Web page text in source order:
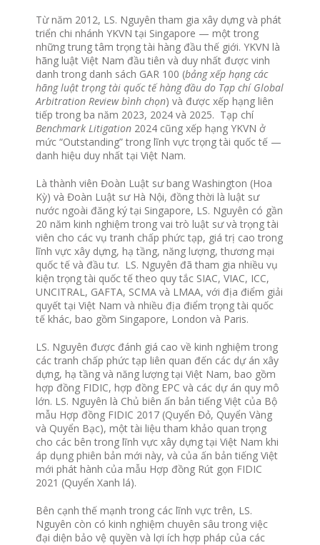
Từ năm 2012, LS. Nguyên tham gia xây dựng và phát
triển chi nhánh YKVN tại Singapore — một trong
những trung tâm trọng tài hàng đầu thế giới. YKVN là
hãng luật Việt Nam đầu tiên và duy nhất được vinh
danh trong danh sách GAR 100 (bảng xếp hạng các
hãng luật trọng tài quốc tế hàng đầu do Tạp chí Global
Arbitration Review bình chọn) và được xếp hạng liên
tiếp trong ba năm 2023, 2024 và 2025. Tạp chí
Benchmark Litigation 2024 cũng xếp hạng YKVN ở
mức “Outstanding” trong lĩnh vực trọng tài quốc tế —
danh hiệu duy nhất tại Việt Nam.
Là thành viên Đoàn Luật sư bang Washington (Hoa
Kỳ) và Đoàn Luật sư Hà Nội, đồng thời là luật sư
nước ngoài đăng ký tại Singapore, LS. Nguyên có gần
20 năm kinh nghiệm trong vai trò luật sư và trọng tài
viên cho các vụ tranh chấp phức tạp, giá trị cao trong
lĩnh vực xây dựng, hạ tầng, năng lượng, thương mại
quốc tế và đầu tư. LS. Nguyên đã tham gia nhiều vụ
kiện trọng tài quốc tế theo quy tắc SIAC, VIAC, ICC,
UNCITRAL, GAFTA, SCMA và LMAA, với địa điểm giải
quyết tại Việt Nam và nhiều địa điểm trọng tài quốc
tế khác, bao gồm Singapore, London và Paris.
LS. Nguyên được đánh giá cao về kinh nghiệm trong
các tranh chấp phức tạp liên quan đến các dự án xây
dựng, hạ tầng và năng lượng tại Việt Nam, bao gồm
hợp đồng FIDIC, hợp đồng EPC và các dự án quy mô
lớn. LS. Nguyên là Chủ biên ấn bản tiếng Việt của Bộ
mẫu Hợp đồng FIDIC 2017 (Quyển Đỏ, Quyển Vàng
và Quyển Bạc), một tài liệu tham khảo quan trọng
cho các bên trong lĩnh vực xây dựng tại Việt Nam khi
áp dụng phiên bản mới này, và của ấn bản tiếng Việt
mới phát hành của mẫu Hợp đồng Rút gọn FIDIC
2021 (Quyển Xanh lá).
Bên cạnh thế mạnh trong các lĩnh vực trên, LS.
Nguyên còn có kinh nghiệm chuyên sâu trong việc
đại diện bảo vệ quyền và lợi ích hợp pháp của các